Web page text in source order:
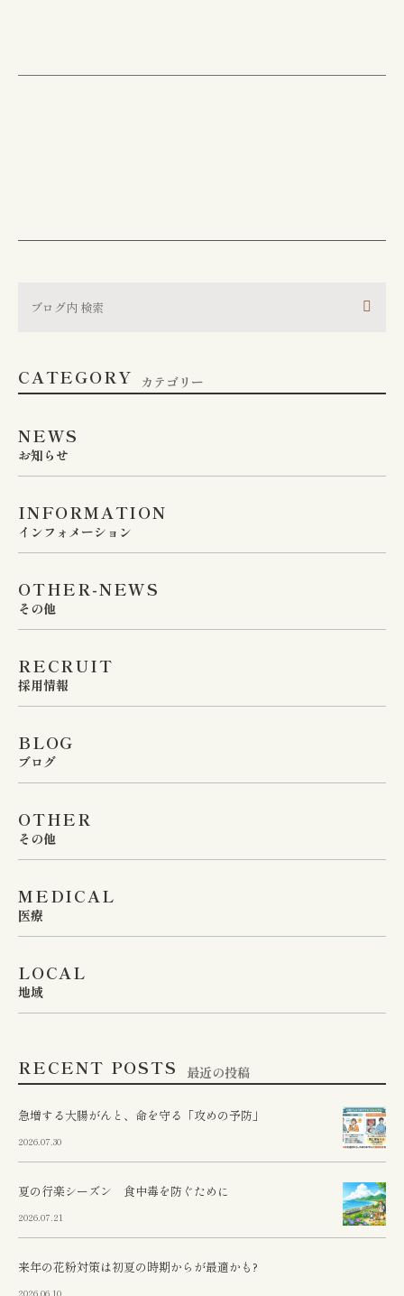
CATEGORY カテゴリー
NEWS
お知らせ
INFORMATION
インフォメーション
OTHER-NEWS
その他
RECRUIT
採用情報
BLOG
ブログ
OTHER
その他
MEDICAL
医療
LOCAL
地域
RECENT POSTS 最近の投稿
急増する大腸がんと、命を守る「攻めの予防」
2026.07.30
夏の行楽シーズン 食中毒を防ぐために
2026.07.21
来年の花粉対策は初夏の時期からが最適かも?
2026.06.10